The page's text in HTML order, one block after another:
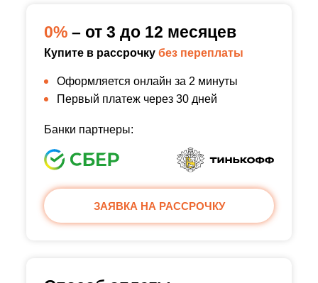
0% – от 3 до 12 месяцев
Купите в рассрочку без переплаты
Оформляется онлайн за 2 минуты
Первый платеж через 30 дней
Банки партнеры:
ЗАЯВКА НА РАССРОЧКУ